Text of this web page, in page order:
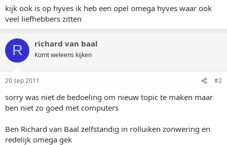
kijk ook is op hyves ik heb een opel omega hyves waar ook
veel liefhebbers zitten
R richard van baal
Komt weleens kijken
20 sep 2011 #2
sorry was niet de bedoeling om nieuw topic te maken maar
ben niet zo goed met computers
Ben Richard van Baal zelfstandig in rolluiken zonwering en
redelijk omega gek